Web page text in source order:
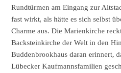
Rundtürmen am Eingang zur
fast wirkt, als hätte es sich selbst
Charme aus. Die Marienkirche
Backsteinkirche der Welt in den
Buddenbrookhaus daran erinnert,
Lübecker Kaufmannsfamilien